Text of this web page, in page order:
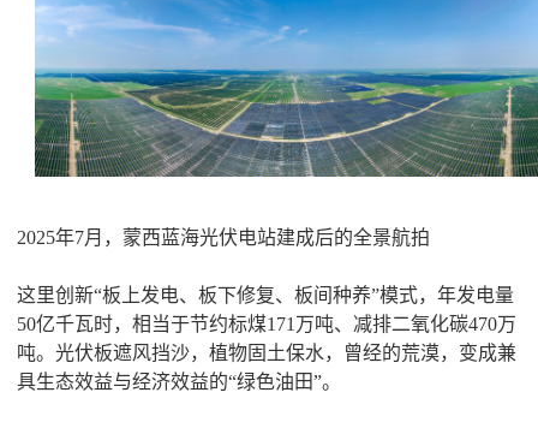
2025年7月，蒙西蓝海光伏电站建成后的全景航拍
这里创新“板上发电、板下修复、板间种养”模式，年发电量
50亿千瓦时，相当于节约标煤171万吨、减排二氧化碳470万
吨。光伏板遮风挡沙，植物固土保水，曾经的荒漠，变成兼
具生态效益与经济效益的“绿色油田”。